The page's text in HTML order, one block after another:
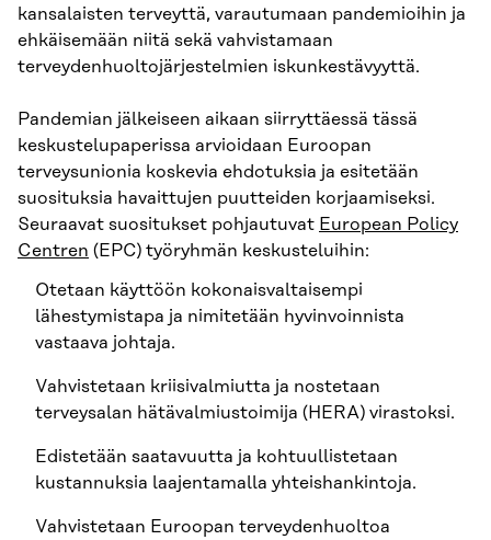
kansalaisten terveyttä, varautumaan pandemioihin ja
ehkäisemään niitä sekä vahvistamaan
terveydenhuoltojärjestelmien iskunkestävyyttä.
Pandemian jälkeiseen aikaan siirryttäessä tässä
keskustelupaperissa arvioidaan Euroopan
terveysunionia koskevia ehdotuksia ja esitetään
suosituksia havaittujen puutteiden korjaamiseksi.
Seuraavat suositukset pohjautuvat European Policy
Centren (EPC) työryhmän keskusteluihin:
Otetaan käyttöön kokonaisvaltaisempi
lähestymistapa ja nimitetään hyvinvoinnista
vastaava johtaja.
Vahvistetaan kriisivalmiutta ja nostetaan
terveysalan hätävalmiustoimija (HERA) virastoksi.
Edistetään saatavuutta ja kohtuullistetaan
kustannuksia laajentamalla yhteishankintoja.
Vahvistetaan Euroopan terveydenhuoltoa